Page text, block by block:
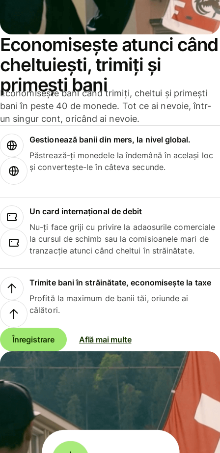
Economisește atunci când
cheltuiești, trimiți și
primești bani
Economisește bani când trimiți, cheltui și primești
bani în peste 40 de monede. Tot ce ai nevoie, într-
un singur cont, oricând ai nevoie.
Gestionează banii din mers, la nivel global.
Păstrează-ți monedele la îndemână în același loc
și convertește-le în câteva secunde.
Un card internațional de debit
Nu-ți face griji cu privire la adaosurile comerciale
la cursul de schimb sau la comisioanele mari de
tranzacție atunci când cheltui în străinătate.
Trimite bani în străinătate, economisește la taxe
Profită la maximum de banii tăi, oriunde ai
călători.
Înregistrare Află mai multe